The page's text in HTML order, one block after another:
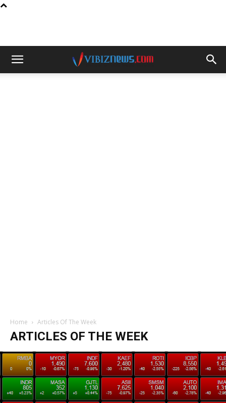
Home Articles Of The Week
ARTICLES OF THE WEEK